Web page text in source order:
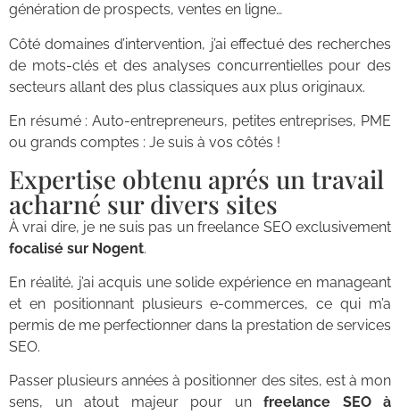
génération de prospects, ventes en ligne…
Côté domaines d’intervention, j’ai effectué des recherches
de mots-clés et des analyses concurrentielles pour des
secteurs allant des plus classiques aux plus originaux.
En résumé : Auto-entrepreneurs, petites entreprises, PME
ou grands comptes : Je suis à vos côtés !
Expertise obtenu aprés un travail
acharné sur divers sites
À vrai dire, je ne suis pas un freelance SEO exclusivement
focalisé sur Nogent.
En réalité, j’ai acquis une solide expérience en manageant
et en positionnant plusieurs e-commerces, ce qui m’a
permis de me perfectionner dans la prestation de services
SEO.
Passer plusieurs années à positionner des sites, est à mon
sens, un atout majeur pour un freelance SEO à